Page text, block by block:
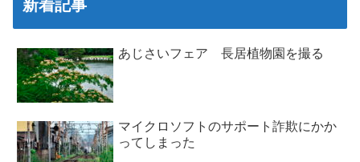
新着記事
あじさいフェア 長居植物園を撮る
マイクロソフトのサポート詐欺にかか
ってしまった